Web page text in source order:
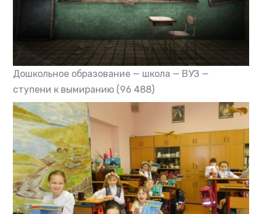
Дошкольное образование — школа — ВУЗ —
ступени к вымиранию (96 488)